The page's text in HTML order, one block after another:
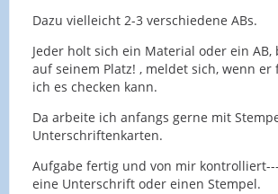
Dazu vielleicht 2-3 verschiedene ABs.
Jeder holt sich ein Material oder ein AB,
auf seinem Platz! , meldet sich, wenn
ich es checken kann.
Da arbeite ich anfangs gerne mit
Unterschriftenkarten.
Aufgabe fertig und von mir
eine Unterschrift oder einen Stempel.